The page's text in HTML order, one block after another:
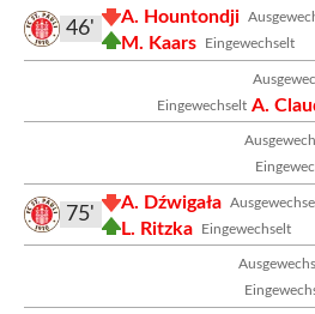
A. Hountondji
Eingewechselt
M. Kaars
46'
Eingewechselt A.
A. Dźwigała
Eingewechselt
L. Ritzka
75'